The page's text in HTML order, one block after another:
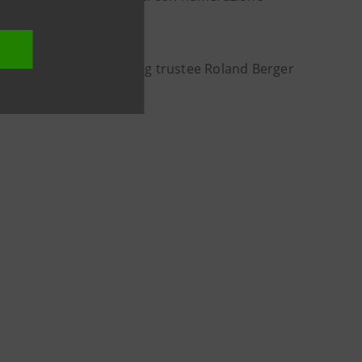
delega al monitoring trustee Roland Berger